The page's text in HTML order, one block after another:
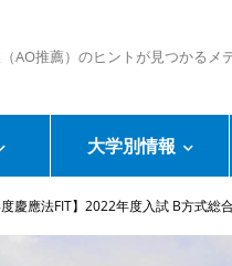
AO推薦）のヒントが見つかるメ
大学別情報
度慶應法FIT】2022年度入試 B方式総